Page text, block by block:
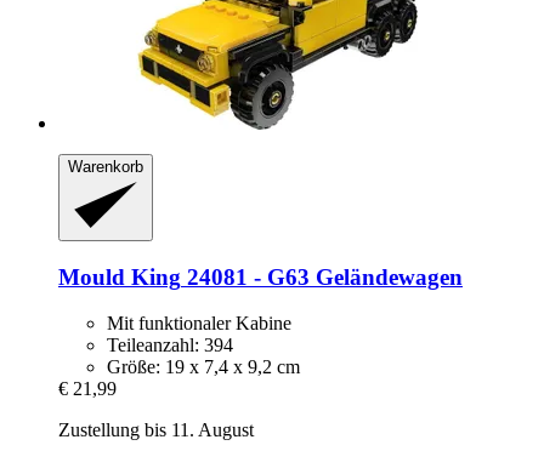
Warenkorb
Mould King 24081 -​ G63 Geländewagen
Mit funktionaler Kabine
Teileanzahl: 394
Größe: 19 x 7,4 x 9,2 cm
€ 21,99
Zustellung bis 11. August